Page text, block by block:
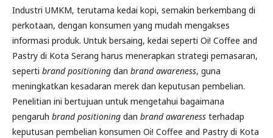
Industri UMKM, terutama kedai kopi, semakin berkembang di
perkotaan, dengan konsumen yang mudah mengakses
informasi produk. Untuk bersaing, kedai seperti Oi! Coffee and
Pastry di Kota Serang harus menerapkan strategi pemasaran,
seperti brand positioning dan brand awareness, guna
meningkatkan kesadaran merek dan keputusan pembelian.
Penelitian ini bertujuan untuk mengetahui bagaimana
pengaruh brand positioning dan brand awareness terhadap
keputusan pembelian konsumen Oi! Coffee and Pastry di Kota